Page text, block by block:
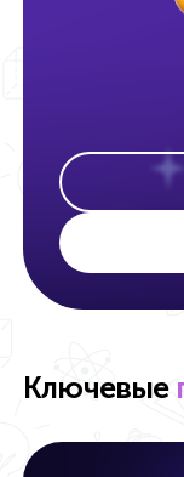
Ключевые